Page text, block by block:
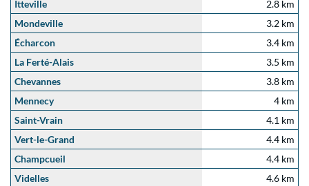
Itteville
2.8 km
Mondeville
3.2 km
Écharcon
3.4 km
La Ferté-Alais
3.5 km
Chevannes
3.8 km
Mennecy
4 km
Saint-Vrain
4.1 km
Vert-le-Grand
4.4 km
Champcueil
4.4 km
Videlles
4.6 km